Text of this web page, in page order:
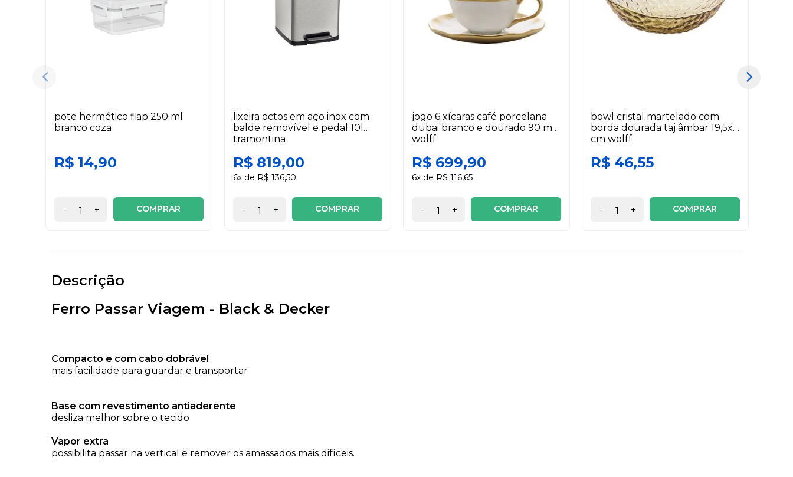
pote hermético flap 250 ml
branco coza
R$ 14,90
- + COMPRAR
lixeira octos em aço inox com
balde removível e pedal 10l
tramontina
R$ 819,00
6x de R$ 136,50
- + COMPRAR
jogo 6 xícaras café porcelana
dubai branco e dourado 90 ml
wolff
R$ 699,90
6x de R$ 116,65
- + COMPRAR
bowl cristal martelado com
borda dourada taj âmbar 19,5x11
cm wolff
R$ 46,55
- + COMPRAR
Descrição
Ferro Passar Viagem - Black & Decker
Compacto e com cabo dobrável
mais facilidade para guardar e transportar
Base com revestimento antiaderente
desliza melhor sobre o tecido
Vapor extra
possibilita passar na vertical e remover os amassados mais difíceis.